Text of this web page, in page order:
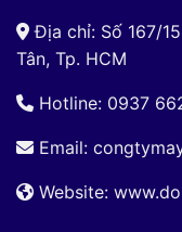
Địa chỉ: Số 167/
Tân, Tp. HCM
Hotline: 0937
Email:
Website: